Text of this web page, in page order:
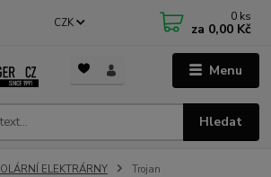
Menu
CZK
Hledat
0 ks
za 0,00 Kč
ELEKTRÁRNY Trojan